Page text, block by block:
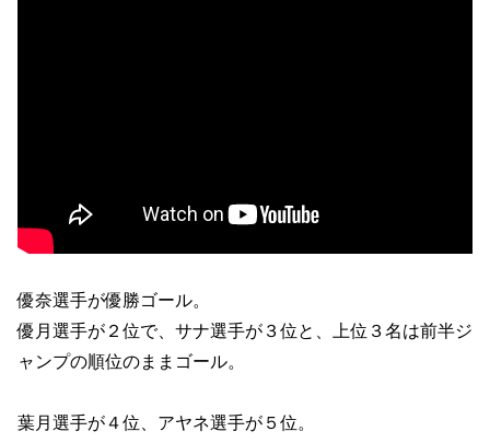
優奈選手が優勝ゴール。
優月選手が２位で、サナ選手が３位と、上位３名は前半ジ
ャンプの順位のままゴール。
葉月選手が４位、アヤネ選手が５位。